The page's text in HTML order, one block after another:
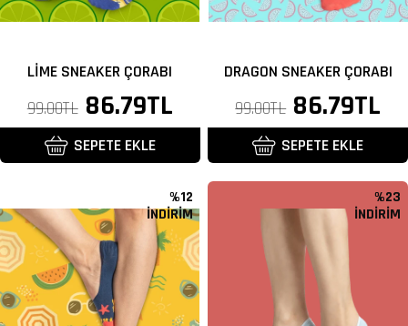
LIME SNEAKER ÇORABI
Normal
fiyat
99.00TL İndirimli
fiyat
86.79TL
SEPETE EKLE
DRAGON SNEAKER ÇORABI
Normal
fiyat
99.00TL İndirimli
fiyat
86.79TL
SEPETE EKLE
%12
İNDİRİM
%23
İNDİRİM